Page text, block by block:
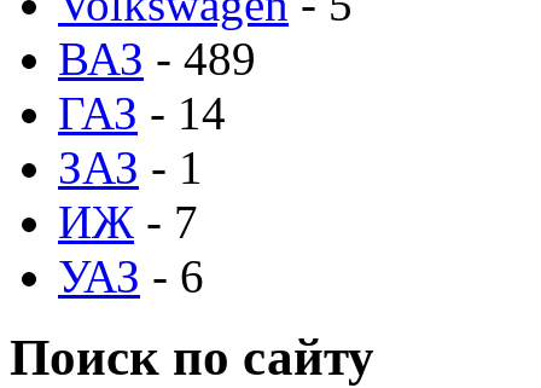
ВАЗ - 489
ГАЗ - 14
ЗАЗ - 1
ИЖ - 7
УАЗ - 6
Поиск по сайту